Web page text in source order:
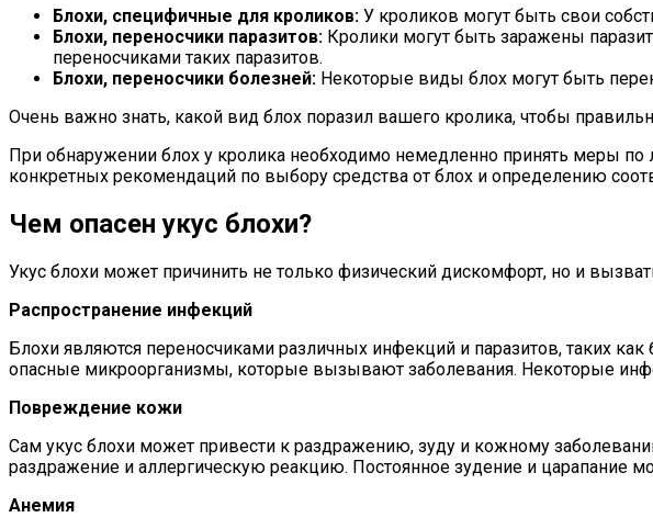
Блохи, специфичные для кроликов: У кроликов могут быть свои
Блохи, переносчики паразитов: Кролики могут быть заражены
переносчиками таких паразитов.
Блохи, переносчики болезней: Некоторые виды блох могут быть
Очень важно знать, какой вид блох поразил вашего кролика, чтобы
При обнаружении блох у кролика необходимо немедленно принять меры по
конкретных рекомендаций по выбору средства от блох и определению
Чем опасен укус блохи?
Укус блохи может причинить не только физический дискомфорт, но и
Распространение инфекций
Блохи являются переносчиками различных инфекций и паразитов, таких
опасные микроорганизмы, которые вызывают заболевания. Некоторые
Повреждение кожи
Сам укус блохи может привести к раздражению, зуду и кожному
раздражение и аллергическую реакцию. Постоянное зудение и
Анемия